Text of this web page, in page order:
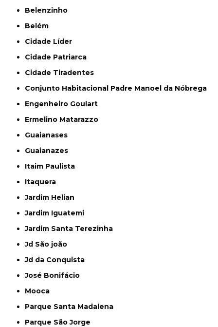
Belenzinho
Belém
Cidade Líder
Cidade Patriarca
Cidade Tiradentes
Conjunto Habitacional Padre Manoel da Nóbrega
Engenheiro Goulart
Ermelino Matarazzo
Guaianases
Guaianazes
Itaim Paulista
Itaquera
Jardim Helian
Jardim Iguatemi
Jardim Santa Terezinha
Jd São joão
Jd da Conquista
José Bonifácio
Mooca
Parque Santa Madalena
Parque São Jorge